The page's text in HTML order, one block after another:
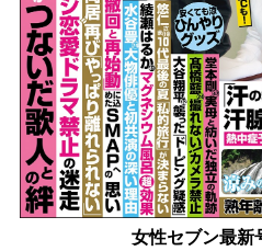
女性セブン最新